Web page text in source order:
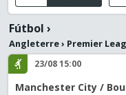
Fútbol ›
Angleterre› Premier
23/08 15:00
Manchester City /